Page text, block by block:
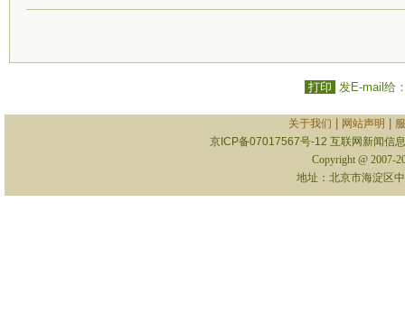
打印 发E-mail给
关于我们 网站声明
京ICP备07017567号-12 互联网新闻信
Copyright @ 2007-
地址：北京市海淀区